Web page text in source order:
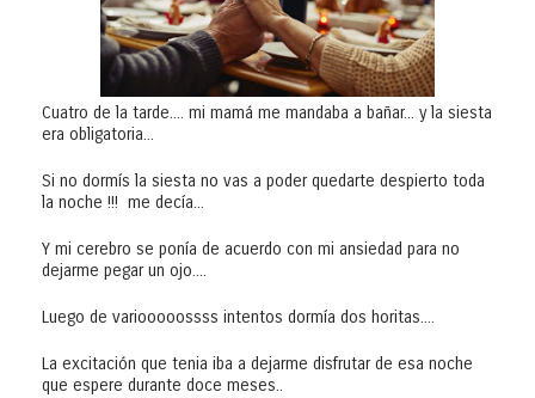
Cuatro de la tarde.... mi mamá me mandaba a bañar... y la siesta
era obligatoria...
Si no dormís la siesta no vas a poder quedarte despierto toda
la noche !!! me decía...
Y mi cerebro se ponía de acuerdo con mi ansiedad para no
dejarme pegar un ojo....
Luego de variooooossss intentos dormía dos horitas....
La excitación que tenia iba a dejarme disfrutar de esa noche
que espere durante doce meses..